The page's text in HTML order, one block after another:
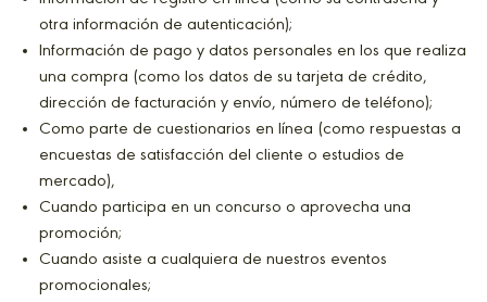
otra información de autenticación);
Información de pago y datos personales en los que realiza
una compra (como los datos de su tarjeta de crédito,
dirección de facturación y envío, número de teléfono);
Como parte de cuestionarios en línea (como respuestas a
encuestas de satisfacción del cliente o estudios de
mercado),
Cuando participa en un concurso o aprovecha una
promoción;
Cuando asiste a cualquiera de nuestros eventos
promocionales;